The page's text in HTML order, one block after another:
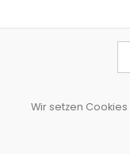
Wir setzen